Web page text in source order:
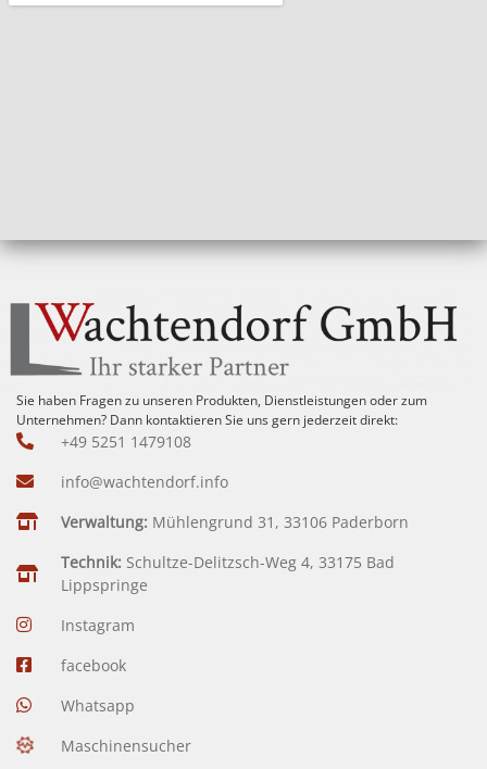
Sie haben Fragen zu unseren Produkten, Dienstleistungen oder zum
Unternehmen? Dann kontaktieren Sie uns gern jederzeit direkt:
+49 5251 1479108
info@wachtendorf.info
Verwaltung: Mühlengrund 31, 33106 Paderborn
Technik: Schultze-Delitzsch-Weg 4, 33175 Bad
Lippspringe
Instagram
facebook
Whatsapp
Maschinensucher